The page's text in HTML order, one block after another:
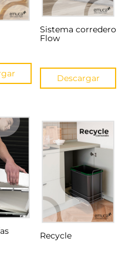
Sistema corredero
Flow
Descargar
Recycle